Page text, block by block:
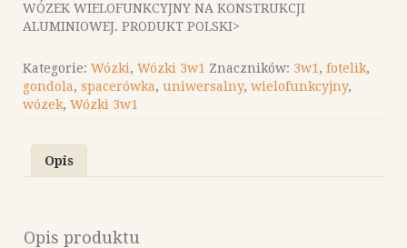
WÓZEK WIELOFUNKCYJNY NA KONSTRUKCJI
ALUMINIOWEJ. PRODUKT POLSKI>
Kategorie: Wózki, Wózki 3w1 Znaczników: 3w1, fotelik,
gondola, spacerówka, uniwersalny, wielofunkcyjny,
wózek, Wózki 3w1
Opis
Opis produktu